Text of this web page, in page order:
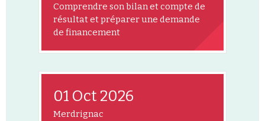
Comprendre son bilan et compte de
résultat et préparer une demande
de financement
01 Oct 2026
Merdrignac